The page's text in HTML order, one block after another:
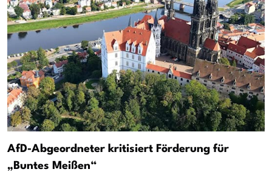
AfD‑Abgeordneter kritisiert Förderung für
„Buntes Meißen“